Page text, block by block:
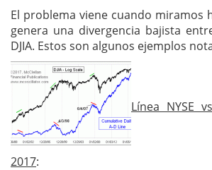
El problema viene cuando miramos
genera una divergencia bajista
DJIA. Estos son algunos ejemplos
Línea NYSE
2017: